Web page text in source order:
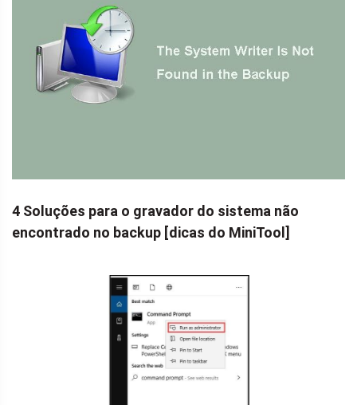
4 Soluções para o gravador do sistema não
encontrado no backup [dicas do MiniTool]